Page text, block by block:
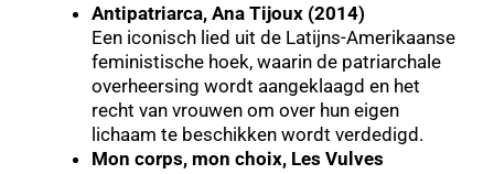
Antipatriarca, Ana Tijoux (2014)
Een iconisch lied uit de Latijns-Amerikaanse
feministische hoek, waarin de patriarchale
overheersing wordt aangeklaagd en het
recht van vrouwen om over hun eigen
lichaam te beschikken wordt verdedigd.
Mon corps, mon choix, Les Vulves